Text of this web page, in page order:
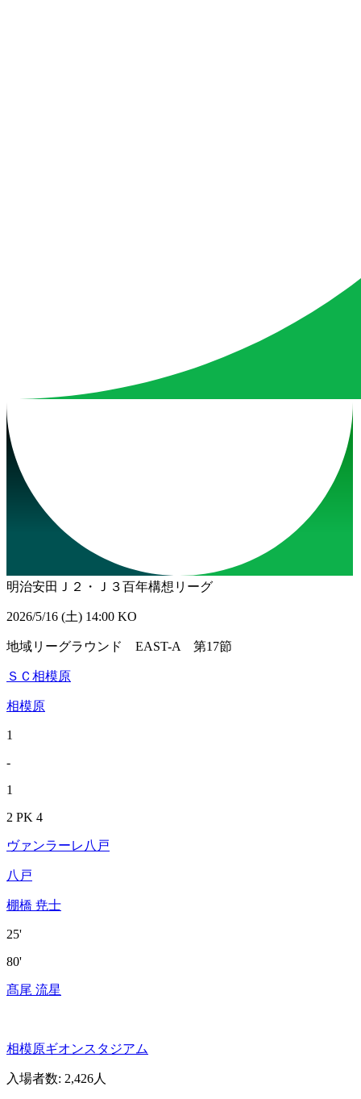
明治安田Ｊ２・Ｊ３百年構想リーグ
2026/5/16 (土) 14:00 KO
地域リーグラウンド EAST-A 第17節
ＳＣ相模原
相模原
1
-
1
2 PK 4
ヴァンラーレ八戸
八戸
棚橋 尭士
25'
80'
髙尾 流星
相模原ギオンスタジアム
入場者数: 2,426人